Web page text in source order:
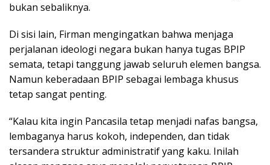
bukan sebaliknya.
Di sisi lain, Firman mengingatkan bahwa menjaga
perjalanan ideologi negara bukan hanya tugas BPIP
semata, tetapi tanggung jawab seluruh elemen bangsa.
Namun keberadaan BPIP sebagai lembaga khusus
tetap sangat penting.
“Kalau kita ingin Pancasila tetap menjadi nafas bangsa,
lembaganya harus kokoh, independen, dan tidak
tersandera struktur administratif yang kaku. Inilah